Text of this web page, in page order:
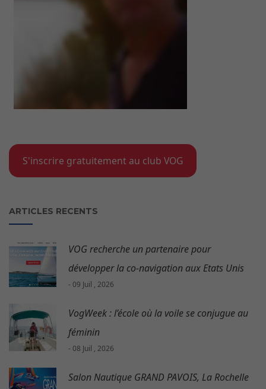
S'inscrire gratuitement au club VOG
ARTICLES RECENTS
VOG recherche un partenaire pour
développer la co-navigation aux Etats Unis
- 09 Juil , 2026
VogWeek : l’école où la voile se conjugue au
féminin
- 08 Juil , 2026
Salon Nautique GRAND PAVOIS, La Rochelle